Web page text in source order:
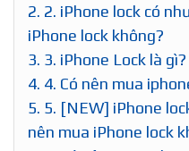
2. 2. iPhone lock có
iPhone lock không?
3. 3. iPhone Lock là
4. 4. Có nên mua
5. 5. [NEW] iPhone
nên mua iPhone lock